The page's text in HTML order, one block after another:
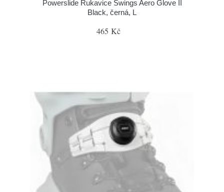
Powerslide Rukavice Swings Aero Glove II
Black, černá, L
465 Kč